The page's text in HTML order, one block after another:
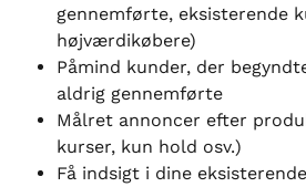
gennemførte, eksisterende
højværdikøbere)
Påmind kunder, der
aldrig gennemførte
Målret annoncer efter
kurser, kun hold osv.)
Få indsigt i dine